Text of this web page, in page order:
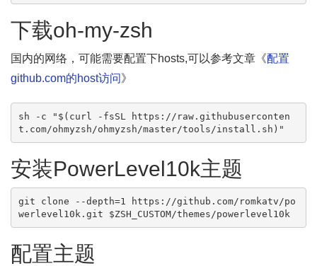
下载oh-my-zsh
国内的网络，可能需要配置下hosts,可以参考文章《配置
github.com的host访问》
sh -c "$(curl -fsSL https://raw.githubuserconten
t.com/ohmyzsh/ohmyzsh/master/tools/install.sh)"
安装PowerLevel10k主题
git clone --depth=1 https://github.com/romkatv/po
werlevel10k.git $ZSH_CUSTOM/themes/powerlevel10k
配置主题